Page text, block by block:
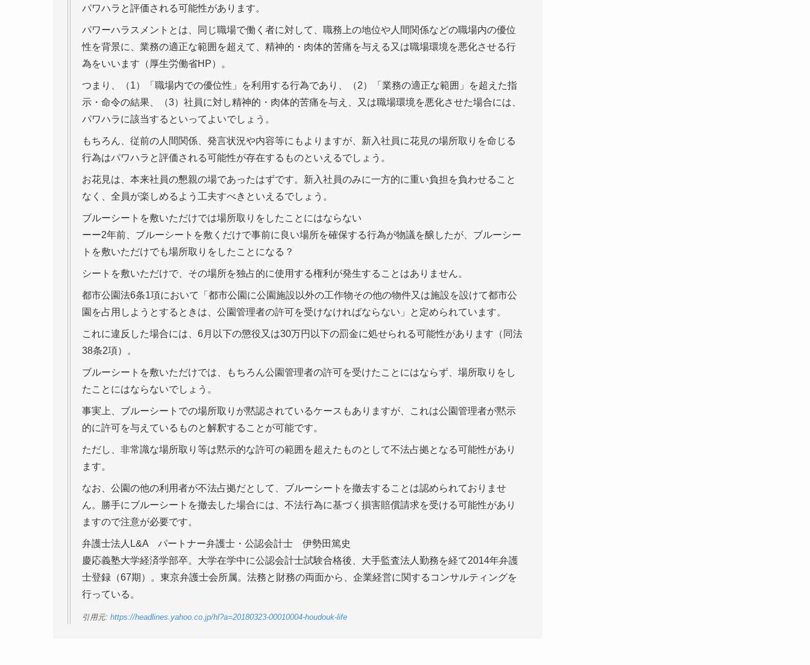
パワハラと評価される可能性があります。
パワーハラスメントとは、同じ職場で働く者に対して、職務上の地位や人間関係などの職場内の優位
性を背景に、業務の適正な範囲を超えて、精神的・肉体的苦痛を与える又は職場環境を悪化させる行
為をいいます（厚生労働省HP）。
つまり、（1）「職場内での優位性」を利用する行為であり、（2）「業務の適正な範囲」を超えた指
示・命令の結果、（3）社員に対し精神的・肉体的苦痛を与え、又は職場環境を悪化させた場合には、
パワハラに該当するといってよいでしょう。
もちろん、従前の人間関係、発言状況や内容等にもよりますが、新入社員に花見の場所取りを命じる
行為はパワハラと評価される可能性が存在するものといえるでしょう。
お花見は、本来社員の懇親の場であったはずです。新入社員のみに一方的に重い負担を負わせること
なく、全員が楽しめるよう工夫すべきといえるでしょう。
ブルーシートを敷いただけでは場所取りをしたことにはならない
ーー2年前、ブルーシートを敷くだけで事前に良い場所を確保する行為が物議を醸したが、ブルーシー
トを敷いただけでも場所取りをしたことになる？
シートを敷いただけで、その場所を独占的に使用する権利が発生することはありません。
都市公園法6条1項において「都市公園に公園施設以外の工作物その他の物件又は施設を設けて都市公
園を占用しようとするときは、公園管理者の許可を受けなければならない」と定められています。
これに違反した場合には、6月以下の懲役又は30万円以下の罰金に処せられる可能性があります（同法
38条2項）。
ブルーシートを敷いただけでは、もちろん公園管理者の許可を受けたことにはならず、場所取りをし
たことにはならないでしょう。
事実上、ブルーシートでの場所取りが黙認されているケースもありますが、これは公園管理者が黙示
的に許可を与えているものと解釈することが可能です。
ただし、非常識な場所取り等は黙示的な許可の範囲を超えたものとして不法占拠となる可能性があり
ます。
なお、公園の他の利用者が不法占拠だとして、ブルーシートを撤去することは認められておりませ
ん。勝手にブルーシートを撤去した場合には、不法行為に基づく損害賠償請求を受ける可能性があり
ますので注意が必要です。
弁護士法人L&A パートナー弁護士・公認会計士 伊勢田篤史
慶応義塾大学経済学部卒。大学在学中に公認会計士試験合格後、大手監査法人勤務を経て2014年弁護
士登録（67期）。東京弁護士会所属。法務と財務の両面から、企業経営に関するコンサルティングを
行っている。
引用元: https://headlines.yahoo.co.jp/hl?a=20180323-00010004-houdouk-life